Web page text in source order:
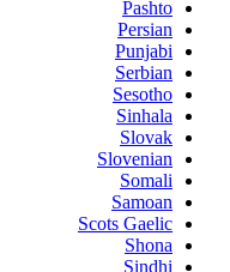
Pashto
Persian
Punjabi
Serbian
Sesotho
Sinhala
Slovak
Slovenian
Somali
Samoan
Scots Gaelic
Shona
Sindhi